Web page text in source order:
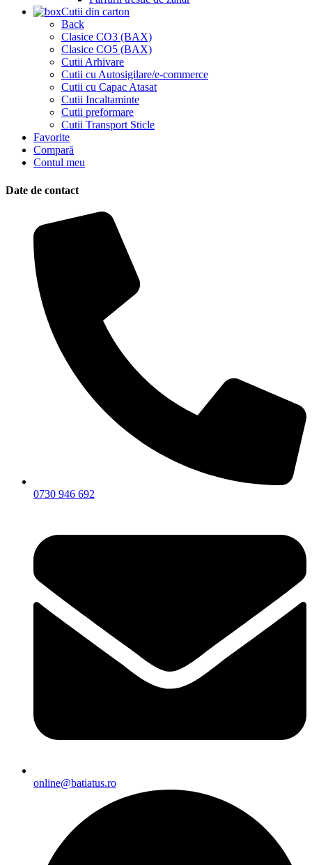
Cutii din carton
Back
Clasice CO3 (BAX)
Clasice CO5 (BAX)
Cutii Arhivare
Cutii cu Autosigilare/e-commerce
Cutii cu Capac Atasat
Cutii Incaltaminte
Cutii preformare
Cutii Transport Sticle
Favorite
Compară
Contul meu
Date de contact
0730 946 692
online@batiatus.ro